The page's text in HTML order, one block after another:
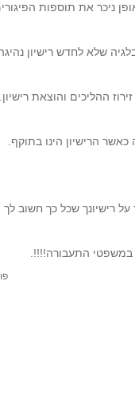
על רישיונך שכל כך חשוב לך
במשפטי התעבורה!!!!.